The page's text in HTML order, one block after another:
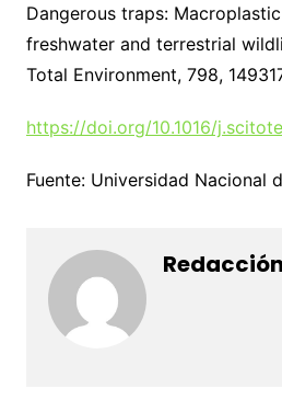
Dangerous traps:
freshwater and terrestrial
Total Environment, 798,
https://doi.org/10.1016/
Fuente: Universidad Nacional